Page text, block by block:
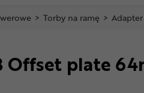
> Torby na ramę >
Offset plate